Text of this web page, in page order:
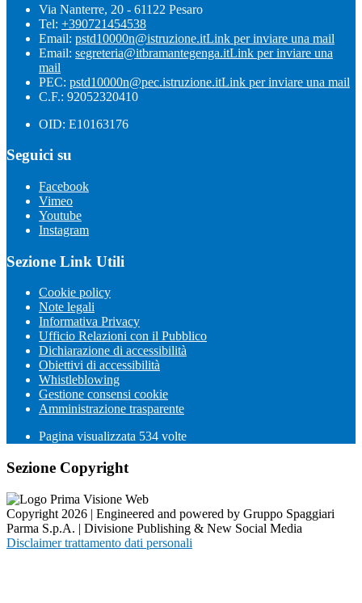
Via Nanterre, 20 - 61122 Pesaro
Tel: +390721454538
Email: pstd10000n@istruzione.itLink per inviare una mail
Email: segreteria@itbramantegenga.itLink per inviare una
mail
PEC: pstd10000n@pec.istruzione.itLink per inviare una mail
C.F.: 92052320410
OID: E10163176
Seguici su
Facebook
Vimeo
Youtube
Instagram
Sezione Link Utili
Cookie policy
Note legali
Informativa Privacy
Ufficio Relazioni con il Pubblico
Dichiarazione di accessibilità
Obiettivi di accessibilità
Whistleblowing
Gestione consensi cookie
Amministrazione trasparente
Pagina visualizzata 534 volte
Sezione Copyright
Copyright 2026 | Engineered and powered by Gruppo Spaggiari
Parma S.p.A. | Divisione Publishing & New Social Media
Disclaimer trattamento dati personali